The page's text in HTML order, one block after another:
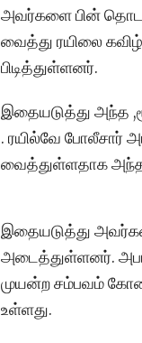
அவர்களை பின்
வைத்து ரயிலை
பிடித்துள்ளனர்.
இதையடுத்து அந்த
. ரயில்வே போலீசார்
வைத்துள்ளதாக அந்த
இதையடுத்து
அடைத்துள்ளனர்.
முயன்ற சம்பவம்
உள்ளது.